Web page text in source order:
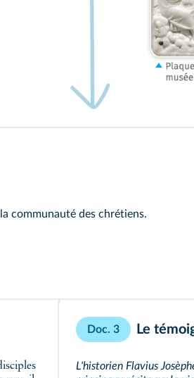
communauté des chrétiens.
Doc. 3 Le
L'historien Flavius